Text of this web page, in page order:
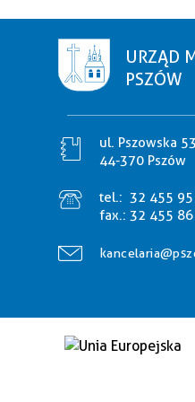
URZĄD
PSZÓW
ul. Pszowska
44-370 Pszów
tel.: 32 455
fax.: 32 455